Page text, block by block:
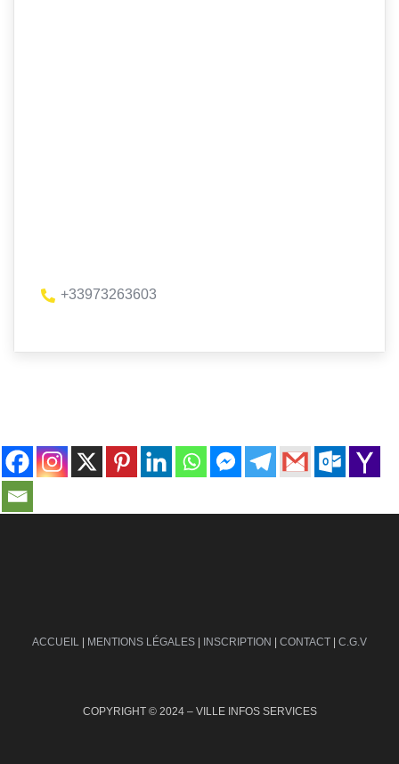
+33973263603
ACCUEIL | MENTIONS LÉGALES | INSCRIPTION | CONTACT | C.G.V
COPYRIGHT © 2024 – VILLE INFOS SERVICES